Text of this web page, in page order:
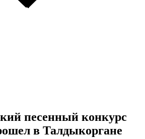
песенный конкурс
в Талдыкоргане